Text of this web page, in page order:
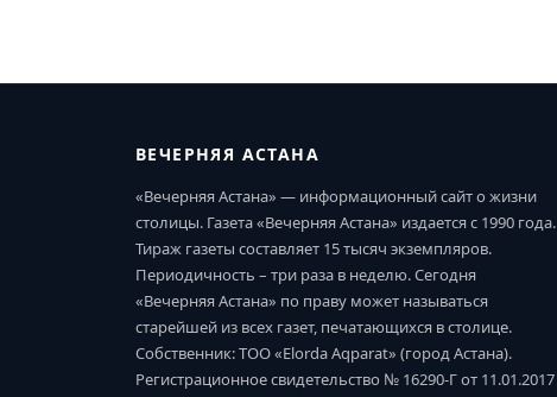
ВЕЧЕРНЯЯ АСТАНА
«Вечерняя Астана» — информационный сайт о жизни
столицы. Газета «Вечерняя Астана» издается с 1990 года.
Тираж газеты составляет 15 тысяч экземпляров.
Периодичность – три раза в неделю. Сегодня
«Вечерняя Астана» по праву может называться
старейшей из всех газет, печатающихся в столице.
Собственник: ТОО «Elorda Aqparat» (город Астана).
Регистрационное свидетельство № 16290-Г от 11.01.2017